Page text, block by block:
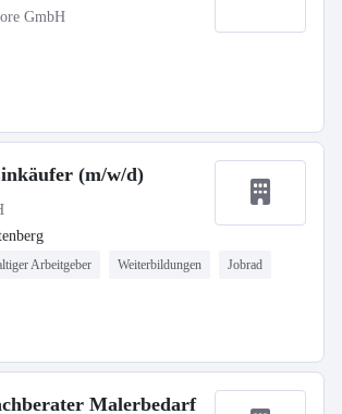
GmbH
(m/w/d)
Arbeitgeber Weiterbildungen Jobrad
Malerbedarf